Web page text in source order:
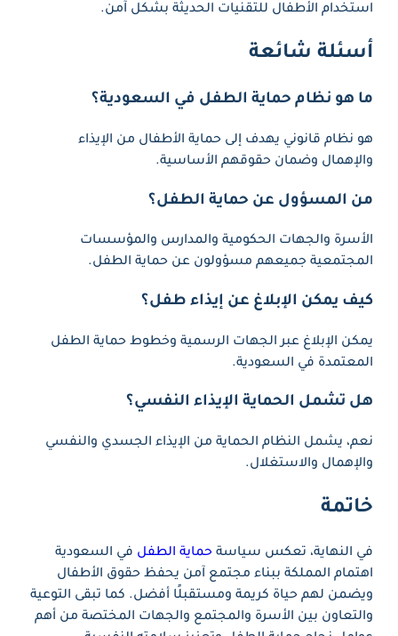
استخدام الأطفال للتقنيات الحديثة بشكل آمن.
أسئلة شائعة
ما هو نظام حماية الطفل في السعودية؟
هو نظام قانوني يهدف إلى حماية الأطفال من الإيذاء
والإهمال وضمان حقوقهم الأساسية.
من المسؤول عن حماية الطفل؟
الأسرة والجهات الحكومية والمدارس والمؤسسات
المجتمعية جميعهم مسؤولون عن حماية الطفل.
كيف يمكن الإبلاغ عن إيذاء طفل؟
يمكن الإبلاغ عبر الجهات الرسمية وخطوط حماية الطفل
المعتمدة في السعودية.
هل تشمل الحماية الإيذاء النفسي؟
نعم، يشمل النظام الحماية من الإيذاء الجسدي والنفسي
والإهمال والاستغلال.
خاتمة
في النهاية، تعكس سياسة حماية الطفل في السعودية
اهتمام المملكة ببناء مجتمع آمن يحفظ حقوق الأطفال
ويضمن لهم حياة كريمة ومستقبلًا أفضل. كما تبقى التوعية
والتعاون بين الأسرة والمجتمع والجهات المختصة من أهم